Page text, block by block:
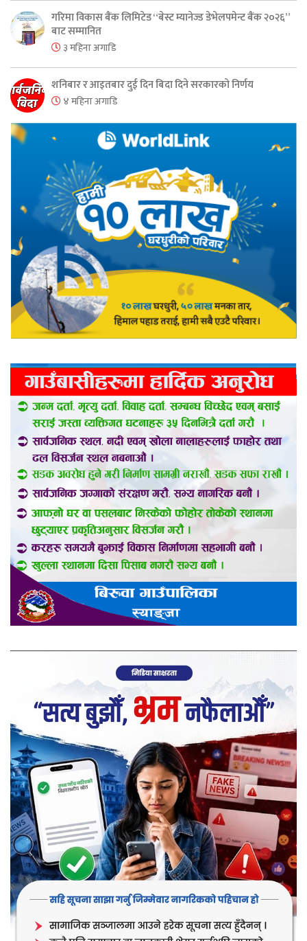
गरिमा विकास बैंक लिमिटेड “बेस्ट म्यानेज्ड डेभेलपमेन्ट बैंक २०२६”
बाट सम्मानित
३ महिना अगाडि
शनिबार र आइतबार दुई दिन बिदा दिने सरकारको निर्णय
४ महिना अगाडि